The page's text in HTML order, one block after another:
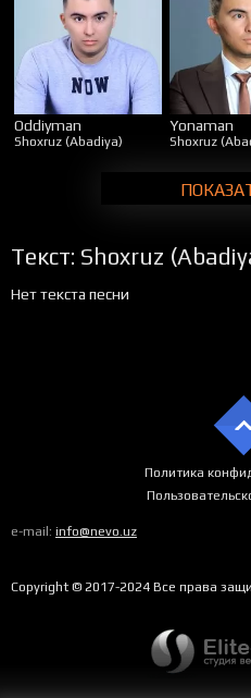
Oddiyman
Shoxruz (Abadiya)
Yonaman
Shoxruz
Текст: Shoxruz
Нет текста песни
Политика
e-mail: info@nevo.uz
Copyright © 2017-2024 Все права